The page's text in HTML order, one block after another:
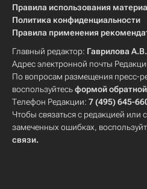
Правила использования
Политика конфиденциальности
Правила применения
Главный редактор: Гаврилова А.В.
Адрес электронной почты
По вопросам размещения пресс-
воспользуйтесьформой
Телефон Редакции: 7 (495) 645-
Чтобы связаться с редакцией или
замеченных ошибках,
связи.